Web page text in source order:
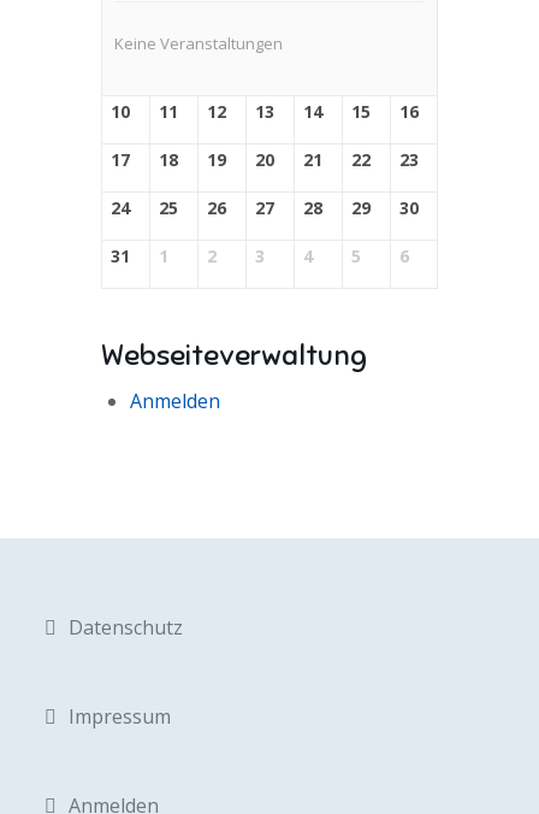
Keine Veranstaltungen
10 11 12 13 14 15 16
17 18 19 20 21 22 23
24 25 26 27 28 29 30
31 1 2 3 4 5 6
Webseiteverwaltung
Anmelden
Datenschutz
Impressum
Anmelden